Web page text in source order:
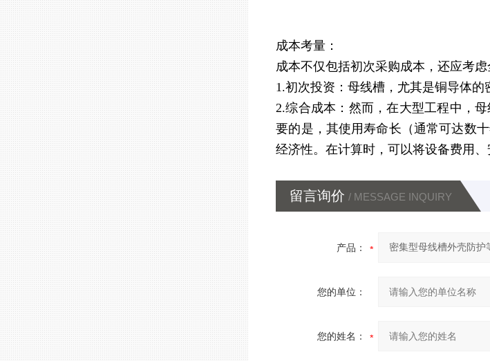
成本考量：
成本不仅包括初次采购成本，还应考虑
1.初次投资：母线槽，尤其是铜导体的
2.综合成本：然而，在大型工程中，
要的是，其使用寿命长（通常可达数
经济性。在计算时，可以将设备费用
留言询价 / MESSAGE INQUIRY
产品：
您的单位：
您的姓名：